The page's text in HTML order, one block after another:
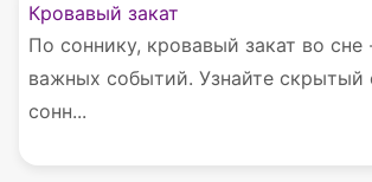
Кровавый закат
По соннику, кровавый закат во
важных событий. Узнайте скрытый
сонн...